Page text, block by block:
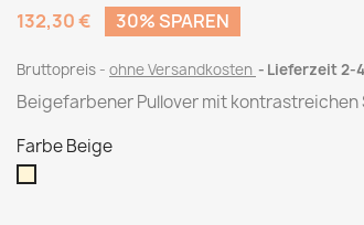
132,30 €
30% SPAREN
Bruttopreis ohne Versandkosten Lieferzeit 2-
Beigefarbener Pullover mit
Farbe Beige